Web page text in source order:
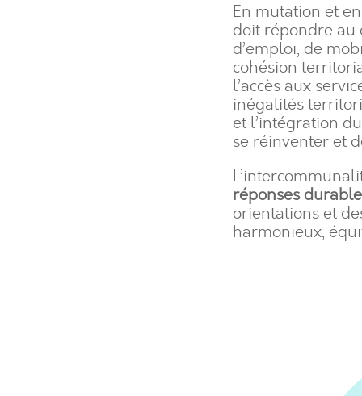
En mutation et
doit répondre au
d’emploi, de
cohésion
l’accès aux
inégalités
et l’intégration
se réinventer et
réponses
orientations et
harmonieux,